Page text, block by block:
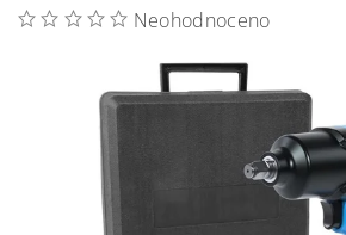
Neohodnoceno